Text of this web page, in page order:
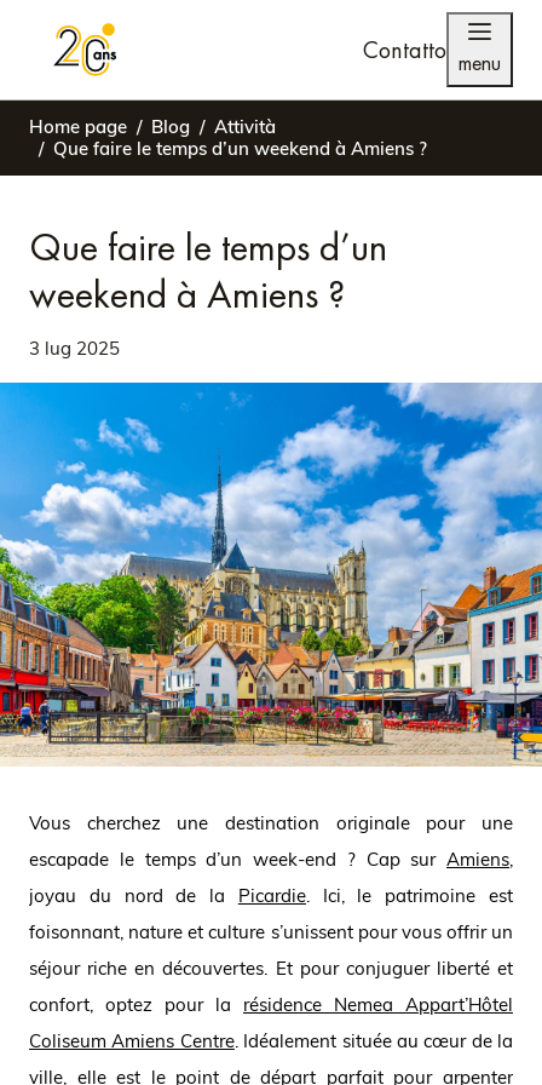
Contatto menu
Home page Blog
Attività
Que faire le temps d’un weekend à Amiens ?
Que faire le temps d’un
weekend à Amiens ?
3 lug 2025
Vous cherchez une destination originale pour une
escapade le temps d’un week-end ? Cap sur Amiens,
joyau du nord de la Picardie. Ici, le patrimoine est
foisonnant, nature et culture s’unissent pour vous offrir un
séjour riche en découvertes. Et pour conjuguer liberté et
confort, optez pour la résidence Nemea Appart’Hôtel
Coliseum Amiens Centre. Idéalement située au cœur de la
ville, elle est le point de départ parfait pour arpenter